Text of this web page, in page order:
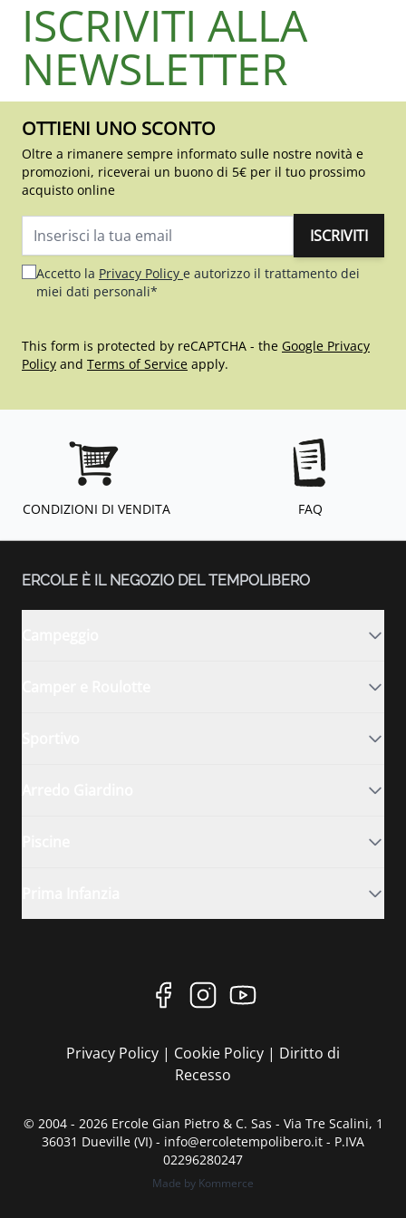
ISCRIVITI ALLA
NEWSLETTER
OTTIENI UNO SCONTO
Oltre a rimanere sempre informato sulle nostre novità e
promozioni, riceverai un buono di 5€ per il tuo prossimo
acquisto online
ISCRIVITI
Accetto la Privacy Policy e autorizzo il trattamento dei
miei dati personali*
This form is protected by reCAPTCHA - the Google Privacy
Policy and Terms of Service apply.
CONDIZIONI DI VENDITA FAQ
ERCOLE È IL NEGOZIO DEL TEMPOLIBERO
Privacy Policy | Cookie Policy | Diritto di
Recesso
© 2004 - 2026 Ercole Gian Pietro & C. Sas - Via Tre Scalini, 1
36031 Dueville (VI) - info@ercoletempolibero.it - P.IVA
02296280247
Made by Kommerce